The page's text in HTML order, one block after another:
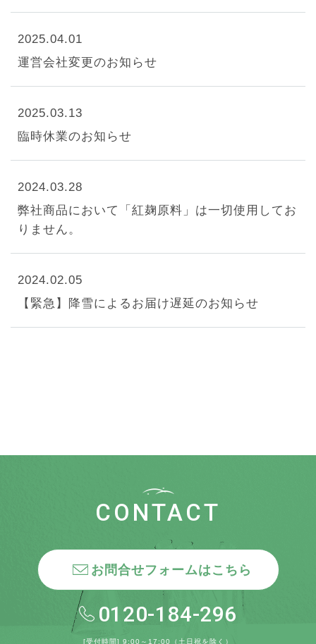
2025.04.01
運営会社変更のお知らせ
2025.03.13
臨時休業のお知らせ
2024.03.28
弊社商品において「紅麹原料」は一切使用してお
りません。
2024.02.05
【緊急】降雪によるお届け遅延のお知らせ
CONTACT
お問合せフォームはこちら
0120-184-296
[受付時間] 9:00～17:00（土日祝を除く）